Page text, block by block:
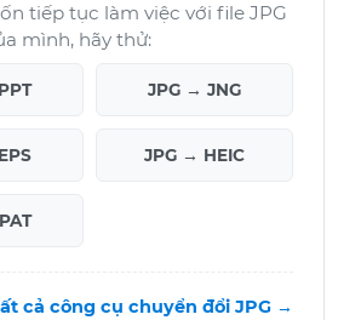
tiếp tục làm việc với file JPG
mình, hãy thử:
JPG → JNG
JPG → HEIC
cả công cụ chuyển đổi JPG →